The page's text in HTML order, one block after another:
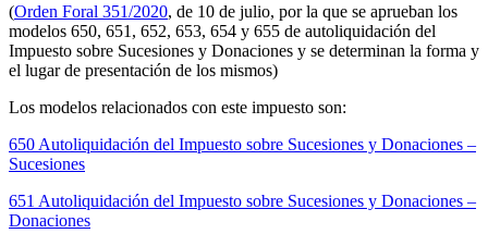
(Orden Foral 351/2020, de 10 de julio, por la que se aprueban los
modelos 650, 651, 652, 653, 654 y 655 de autoliquidación del
Impuesto sobre Sucesiones y Donaciones y se determinan la forma y
el lugar de presentación de los mismos)
Los modelos relacionados con este impuesto son:
650 Autoliquidación del Impuesto sobre Sucesiones y Donaciones –
Sucesiones
651 Autoliquidación del Impuesto sobre Sucesiones y Donaciones –
Donaciones